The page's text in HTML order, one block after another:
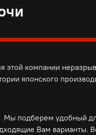
этой компании
японского
подберем удобный
Вам варианты.